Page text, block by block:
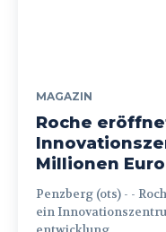
MAGAZIN
Roche
Millionen
Penzberg (ots) - - Roche investiert 300 Millionen Euro in
ein